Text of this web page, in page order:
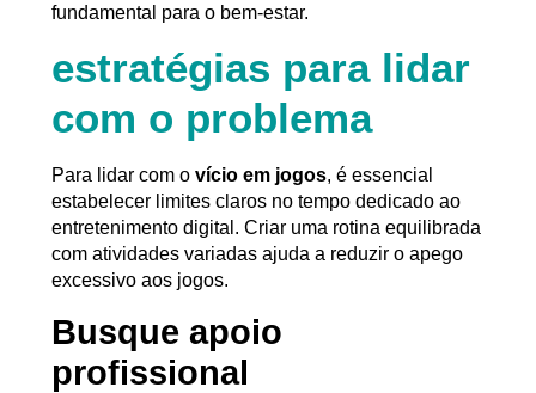
fundamental para o bem-estar.
estratégias para lidar
com o problema
Para lidar com o vício em jogos, é essencial
estabelecer limites claros no tempo dedicado ao
entretenimento digital. Criar uma rotina equilibrada
com atividades variadas ajuda a reduzir o apego
excessivo aos jogos.
Busque apoio
profissional